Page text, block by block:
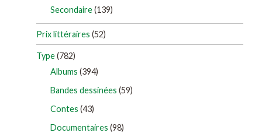
Secondaire(139)
Prix littéraires (52)
Type(782)
Albums (394)
Bandes dessinées (59)
Contes (43)
Documentaires (98)